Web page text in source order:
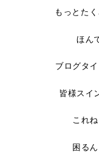
もっとた
ほん
ブログタ
皆様スイ
これ
困る